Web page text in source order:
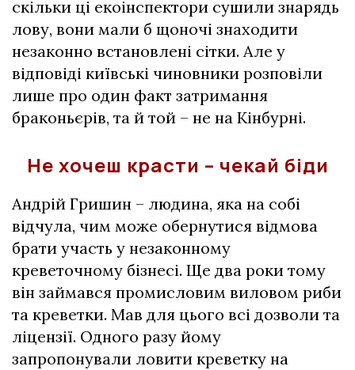
скільки ці екоінспектори сушили знарядь
лову, вони мали б щоночі знаходити
незаконно встановлені сітки. Але у
відповіді київські чиновники розповіли
лише про один факт затримання
браконьєрів, та й той – не на Кінбурні.
Не хочеш красти – чекай біди
Андрій Гришин – людина, яка на собі
відчула, чим може обернутися відмова
брати участь у незаконному
креветочному бізнесі. Ще два роки тому
він займався промисловим виловом риби
та креветки. Мав для цього всі дозволи та
ліцензії. Одного разу йому
запропонували ловити креветку на